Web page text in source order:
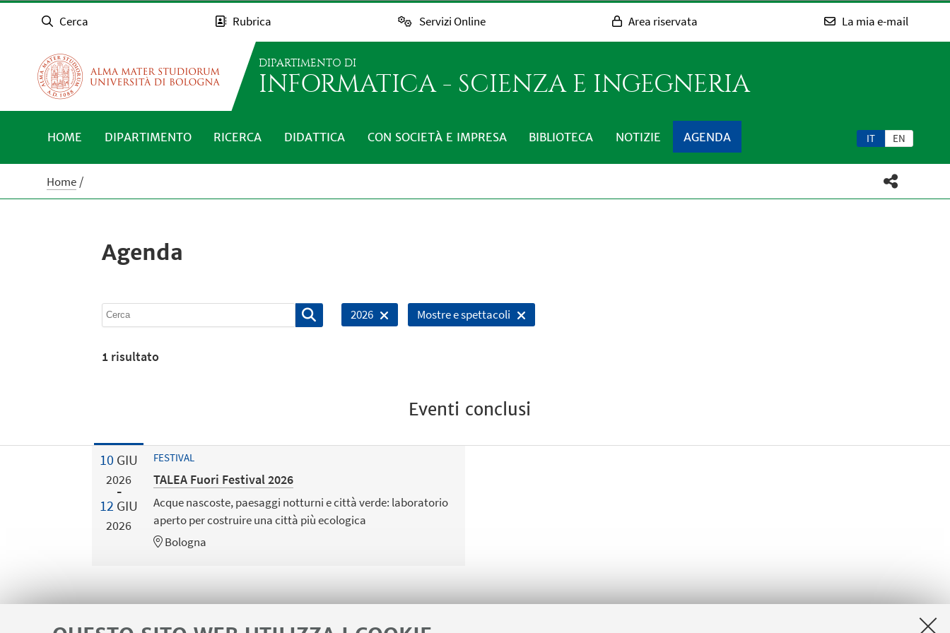
Cerca Rubrica Servizi Online Area riservata La mia e-mail
DIPARTIMENTO DI
INFORMATICA - SCIENZA E INGEGNERIA
IT EN
HOME DIPARTIMENTO RICERCA DIDATTICA CON SOCIETÀ E IMPRESA BIBLIOTECA NOTIZIE AGENDA
Home
Agenda
2026 Mostre e spettacoli
1 risultato
Eventi conclusi
10 GIU
2026
12 GIU
2026
FESTIVAL
TALEA Fuori Festival 2026
Acque nascoste, paesaggi notturni e città verde: laboratorio
aperto per costruire una città più ecologica
Bologna